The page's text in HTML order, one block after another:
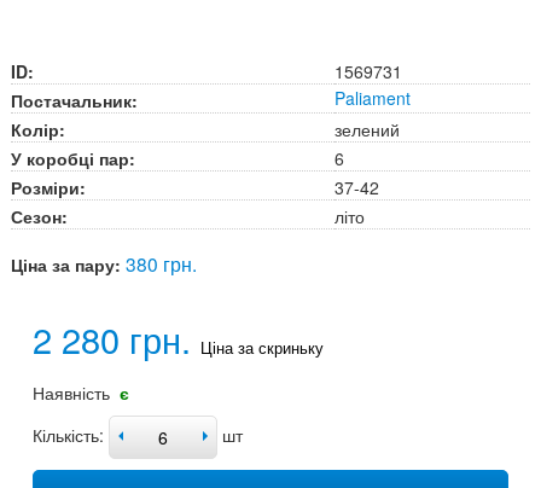
ID:
1569731
Постачальник:
Paliament
Колір:
зелений
У коробці пар:
6
Розміри:
37-42
Сезон:
літо
Ціна за пару: 380 грн.
2 280 грн. Ціна за скриньку
Наявність є
Кількість:
шт